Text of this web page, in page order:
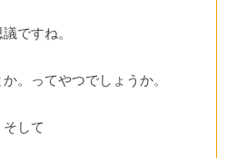
ですね。
。ってやつでしょうか。
そして